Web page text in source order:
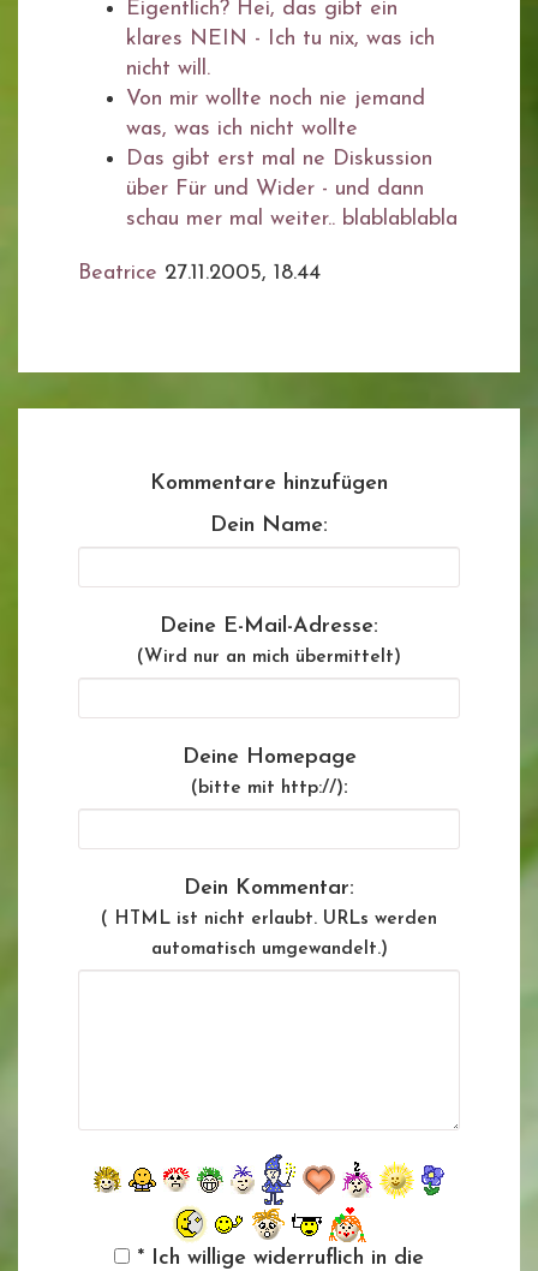
Eigentlich? Hei, das gibt ein
klares NEIN - Ich tu nix, was ich
nicht will.
Von mir wollte noch nie jemand
was, was ich nicht wollte
Das gibt erst mal ne Diskussion
über Für und Wider - und dann
schau mer mal weiter.. blablablabla
Beatrice 27.11.2005, 18.44
Kommentare hinzufügen
Dein Name:
Deine E-Mail-Adresse:
(Wird nur an mich übermittelt)
Deine Homepage
(bitte mit http://):
Dein Kommentar:
( HTML ist nicht erlaubt. URLs werden
automatisch umgewandelt.)
* Ich willige widerruflich in die